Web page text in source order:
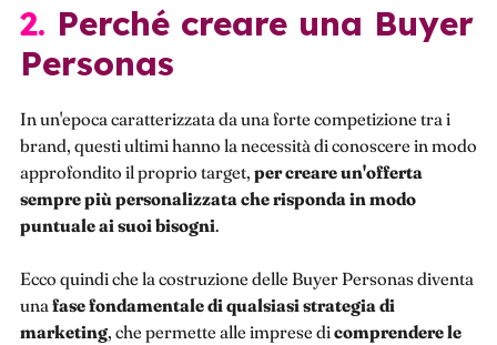
2. Perché creare una Buyer
Personas
In un'epoca caratterizzata da una forte competizione tra i
brand, questi ultimi hanno la necessità di conoscere in modo
approfondito il proprio target, per creare un'offerta
sempre più personalizzata che risponda in modo
puntuale ai suoi bisogni.
Ecco quindi che la costruzione delle Buyer Personas diventa
una fase fondamentaledi qualsiasi strategia di
marketing, che permette alle imprese dicomprendere le